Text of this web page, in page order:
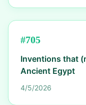
#705
Inventions that
Ancient Egypt
4/5/2026